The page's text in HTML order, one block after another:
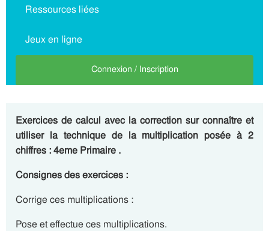
Ressources liées
Jeux en ligne
Connexion / Inscription
Exercices de calcul avec la correction sur connaître et
utiliser la technique de la multiplication posée à 2
chiffres : 4eme Primaire .
Consignes des exercices :
Corrige ces multiplications :
Pose et effectue ces multiplications.